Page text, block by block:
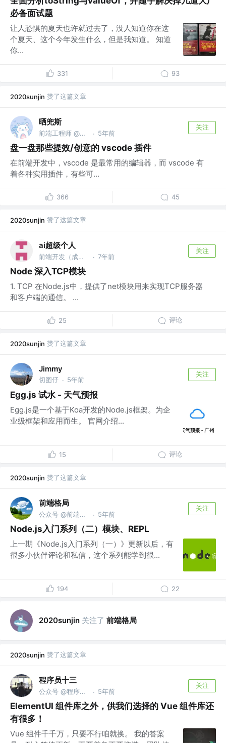
必备面试题
让人恐惧的夏天也许就过去了，没人知道你在这
个夏天、这个今年发生什么，但是我知道。 知道
你...
331 93
2020sunjin 赞了这篇文章
晒兜斯
前端工程师 @明源云 · 5年前
关注
盘一盘那些提效/创意的 vscode 插件
在前端开发中，vscode 是最常用的编辑器，而 vscode 有
着各种实用插件，有些可...
366 45
2020sunjin 赞了这篇文章
ai超级个人
前端开发（成都） @前端技术专家 · 7年前
关注
Node 深入TCP模块
1. TCP 在Node.js中，提供了net模块用来实现TCP服务器
和客户端的通信。 ...
25 评论
2020sunjin 赞了这篇文章
Jimmy
切图仔 · 5年前
关注
Egg.js 试水 - 天气预报
Egg.js是一个基于Koa开发的Node.js框架。为企
业级框架和应用而生。 官网介绍...
15 评论
2020sunjin 赞了这篇文章
前端格局
公众号 @前端进阶指南 · 5年前
关注
Node.js入门系列（二）模块、REPL
上一期《Node.js入门系列（一）》更新以后，有
很多小伙伴评论和私信，这个系列能学到很...
194 22
2020sunjin 关注了 前端格局
2020sunjin 赞了这篇文章
程序员十三
公众号 @程序员十三 · 5年前
关注
ElementUI 组件库之外，供我们选择的 Vue 组件库还
有很多！
Vue 组件千千万，只要不行咱就换。 我的答案